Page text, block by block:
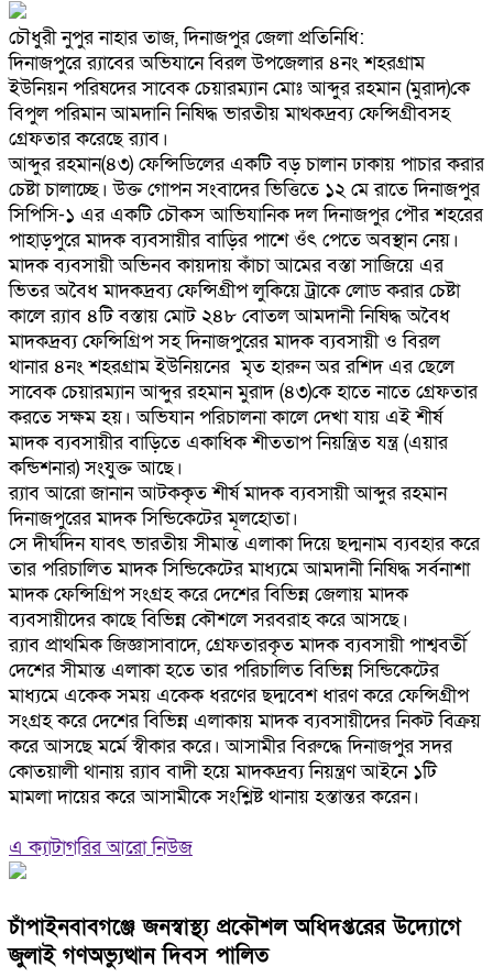
চৌধুরী নুপুর নাহার তাজ, দিনাজপুর জেলা প্রতিনিধি:
দিনাজপুরে র‍্যাবের অভিযানে বিরল উপজেলার ৪নং শহরগ্রাম
ইউনিয়ন পরিষদের সাবেক চেয়ারম‍্যান মোঃ আব্দুর রহমান (মুরাদ)কে
বিপুল পরিমান আমদানি নিষিদ্ধ ভারতীয় মাথকদ্রব‍্য ফেন্সিগ্রীবসহ
গ্রেফতার করেছে র‍্যাব।
আব্দুর রহমান(৪৩) ফেন্সিডিলের একটি বড় চালান ঢাকায় পাচার করার
চেষ্টা চালাচ্ছে। উক্ত গোপন সংবাদের ভিত্তিতে ১২ মে রাতে দিনাজপুর
সিপিসি-১ এর একটি চৌকস আভিযানিক দল দিনাজপুর পৌর শহরের
পাহাড়পুরে মাদক ব্যবসায়ীর বাড়ির পাশে ওঁৎ পেতে অবস্থান নেয়।
মাদক ব্যবসায়ী অভিনব কায়দায় কাঁচা আমের বস্তা সাজিয়ে এর
ভিতর অবৈধ মাদকদ্রব্য ফেন্সিগ্রীপ লুকিয়ে ট্রাকে লোড করার চেষ্টা
কালে র‌্যাব ৪টি বস্তায় মোট ২৪৮ বোতল আমদানী নিষিদ্ধ অবৈধ
মাদকদ্রব্য ফেন্সিগ্রিপ সহ দিনাজপুরের মাদক ব্যবসায়ী ও বিরল
থানার ৪নং শহরগ্রাম ইউনিয়নের মৃত হারুন অর রশিদ এর ছেলে
সাবেক চেয়ারম্যান আব্দুর রহমান মুরাদ (৪৩)কে হাতে নাতে গ্রেফতার
করতে সক্ষম হয়। অভিযান পরিচালনা কালে দেখা যায় এই শীর্ষ
মাদক ব্যবসায়ীর বাড়িতে একাধিক শীততাপ নিয়ন্ত্রিত যন্ত্র (এয়ার
কন্ডিশনার) সংযুক্ত আছে।
র‌্যাব আরো জানান আটককৃত শীর্ষ মাদক ব্যবসায়ী আব্দুর রহমান
দিনাজপুরের মাদক সিন্ডিকেটের মূলহোতা।
সে দীর্ঘদিন যাবৎ ভারতীয় সীমান্ত এলাকা দিয়ে ছদ্মনাম ব্যবহার করে
তার পরিচালিত মাদক সিন্ডিকেটের মাধ্যমে আমদানী নিষিদ্ধ সর্বনাশা
মাদক ফেন্সিগ্রিপ সংগ্রহ করে দেশের বিভিন্ন জেলায় মাদক
ব্যবসায়ীদের কাছে বিভিন্ন কৌশলে সরবরাহ করে আসছে।
র‌্যাব প্রাথমিক জিজ্ঞাসাবাদে, গ্রেফতারকৃত মাদক ব্যবসায়ী পাশ্ববর্তী
দেশের সীমান্ত এলাকা হতে তার পরিচালিত বিভিন্ন সিন্ডিকেটের
মাধ্যমে একেক সময় একেক ধরণের ছদ্মবেশ ধারণ করে ফেন্সিগ্রীপ
সংগ্রহ করে দেশের বিভিন্ন এলাকায় মাদক ব্যবসায়ীদের নিকট বিক্রয়
করে আসছে মর্মে স্বীকার করে। আসামীর বিরুদ্ধে দিনাজপুর সদর
কোতয়ালী থানায় র‌্যাব বাদী হয়ে মাদকদ্রব্য নিয়ন্ত্রণ আইনে ১টি
মামলা দায়ের করে আসামীকে সংশ্লিষ্ট থানায় হস্তান্তর করেন।
এ ক্যাটাগরির আরো নিউজ
চাঁপাইনবাবগঞ্জে জনস্বাস্থ্য প্রকৌশল অধিদপ্তরের উদ্যোগে
জুলাই গণঅভ্যুত্থান দিবস পালিত